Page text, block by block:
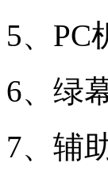
5、PC
6、绿
7、辅